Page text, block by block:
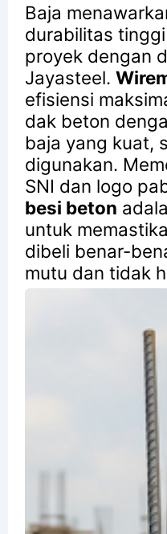
Baja
durabilitas
proyek dengan
Jayasteel.
efisiensi
dak beton
baja yang kuat,
digunakan.
SNI dan logo
besi beton
untuk
dibeli benar-
mutu dan tidak